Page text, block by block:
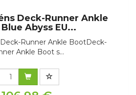
Deck-Runner Ankle
Abyss EU...
Runner Ankle BootDeck-
Ankle Boot s...